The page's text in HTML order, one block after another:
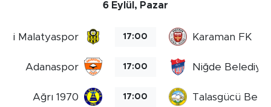
6 Eylül, Pazar
Malatyaspor 17:00 Karaman FK
Adanaspor 17:00 Niğde
Ağrı 1970 17:00 Talasgücü